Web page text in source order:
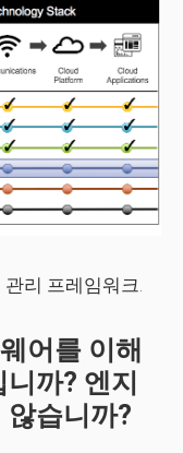
리 프레임워크.
어를 이해
까? 엔지
않습니까?